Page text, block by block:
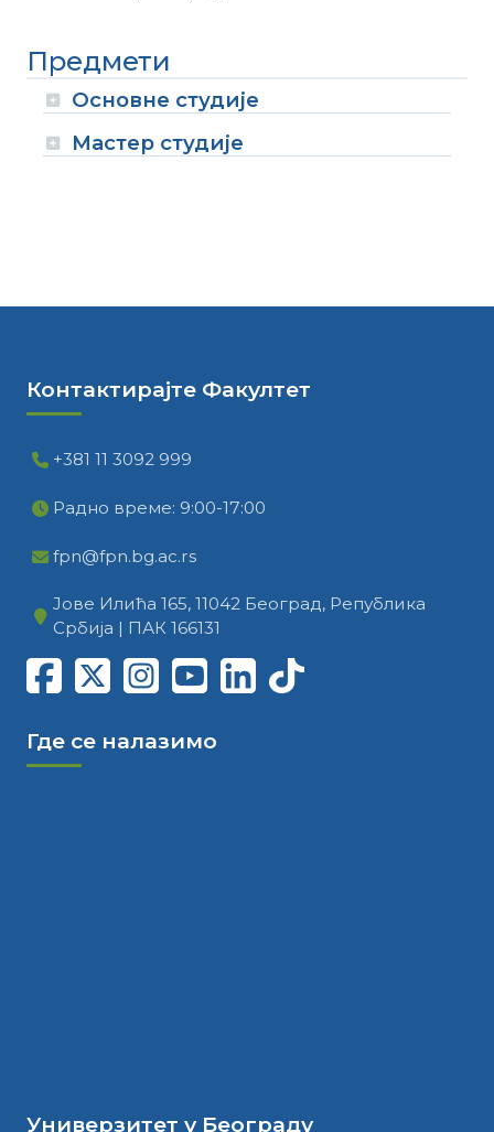
Предмети
Основне студије
Мастер студије
Контактирајте Факултет
+381 11 3092 999
Радно време: 9:00-17:00
fpn@fpn.bg.ac.rs
Јове Илића 165, 11042 Београд, Република
Србија | ПАК 166131
Где се налазимо
Универзитет у Београду